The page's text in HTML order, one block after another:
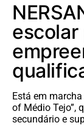
escolar
Está em
of Médio Tejo”,
secundário e